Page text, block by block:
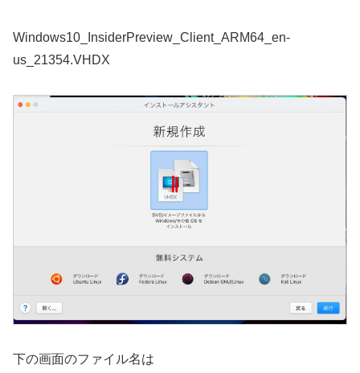
Windows10_InsiderPreview_Client_ARM64_en-
us_21354.VHDX
下の画面のファイル名は